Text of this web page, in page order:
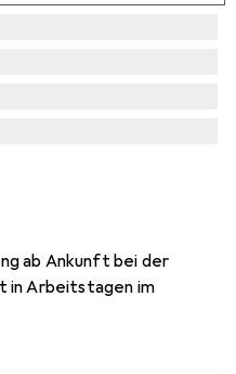
ab Ankunft bei der
in Arbeitstagen im